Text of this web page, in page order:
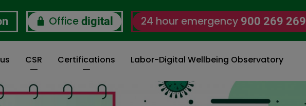
Office digital 24 hour emergency 900 269 269
CSR Certifications Labor-Digital Wellbeing Observatory